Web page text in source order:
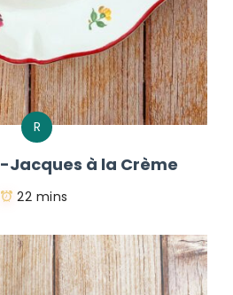
R
Jacques à la Crème
22 mins